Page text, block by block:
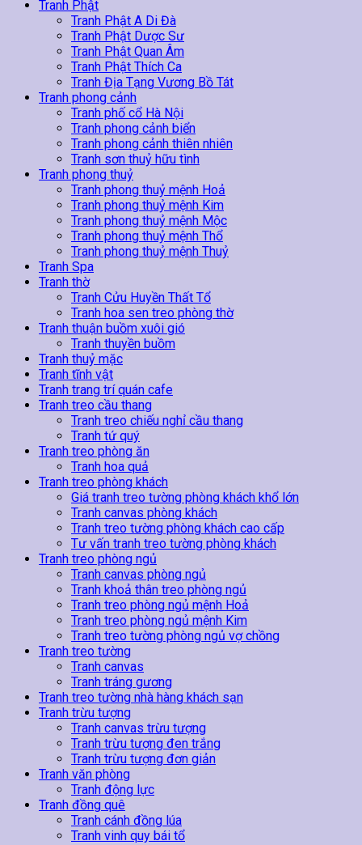
Tranh Phật
Tranh Phật A Di Đà
Tranh Phật Dược Sư
Tranh Phật Quan Âm
Tranh Phật Thích Ca
Tranh Địa Tạng Vương Bồ Tát
Tranh phong cảnh
Tranh phố cổ Hà Nội
Tranh phong cảnh biển
Tranh phong cảnh thiên nhiên
Tranh sơn thuỷ hữu tình
Tranh phong thuỷ
Tranh phong thuỷ mệnh Hoả
Tranh phong thuỷ mệnh Kim
Tranh phong thuỷ mệnh Mộc
Tranh phong thuỷ mệnh Thổ
Tranh phong thuỷ mệnh Thuỷ
Tranh Spa
Tranh thờ
Tranh Cửu Huyền Thất Tổ
Tranh hoa sen treo phòng thờ
Tranh thuận buồm xuôi gió
Tranh thuyền buồm
Tranh thuỷ mặc
Tranh tĩnh vật
Tranh trang trí quán cafe
Tranh treo cầu thang
Tranh treo chiếu nghỉ cầu thang
Tranh tứ quý
Tranh treo phòng ăn
Tranh hoa quả
Tranh treo phòng khách
Giá tranh treo tường phòng khách khổ lớn
Tranh canvas phòng khách
Tranh treo tường phòng khách cao cấp
Tư vấn tranh treo tường phòng khách
Tranh treo phòng ngủ
Tranh canvas phòng ngủ
Tranh khoả thân treo phòng ngủ
Tranh treo phòng ngủ mệnh Hoả
Tranh treo phòng ngủ mệnh Kim
Tranh treo tường phòng ngủ vợ chồng
Tranh treo tường
Tranh canvas
Tranh tráng gương
Tranh treo tường nhà hàng khách sạn
Tranh trừu tượng
Tranh canvas trừu tượng
Tranh trừu tượng đen trắng
Tranh trừu tượng đơn giản
Tranh văn phòng
Tranh động lực
Tranh đồng quê
Tranh cánh đồng lúa
Tranh vinh quy bái tổ